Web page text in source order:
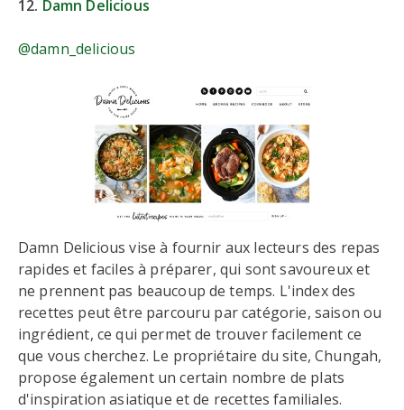
12. Damn Delicious
@damn_delicious
Damn Delicious vise à fournir aux lecteurs des repas
rapides et faciles à préparer, qui sont savoureux et
ne prennent pas beaucoup de temps. L'index des
recettes peut être parcouru par catégorie, saison ou
ingrédient, ce qui permet de trouver facilement ce
que vous cherchez. Le propriétaire du site, Chungah,
propose également un certain nombre de plats
d'inspiration asiatique et de recettes familiales.